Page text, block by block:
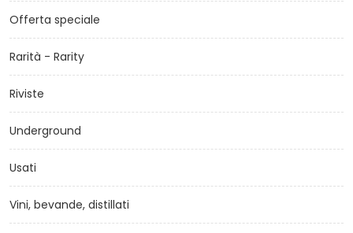
Offerta speciale
Rarità - Rarity
Riviste
Underground
Usati
Vini, bevande, distillati